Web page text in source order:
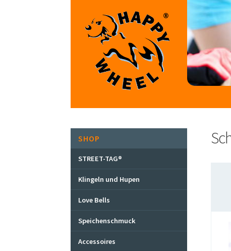
Navigation
springen
springen
SHOP
STREET-TAG®
Klingeln und Hupen
Love Bells
Speichenschmuck
Accessoires